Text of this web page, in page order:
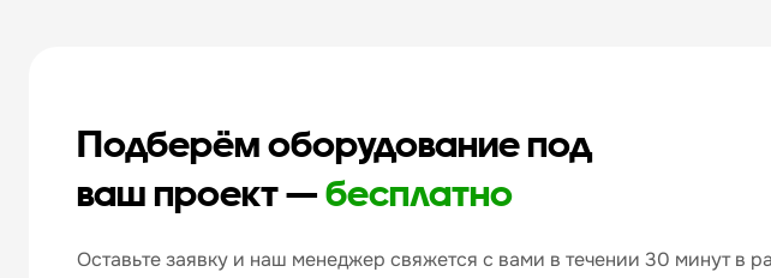
Подберём оборудование под
ваш проект —бесплатно
Оставьте заявку и наш менеджер свяжется с вами в течении 30 минут в